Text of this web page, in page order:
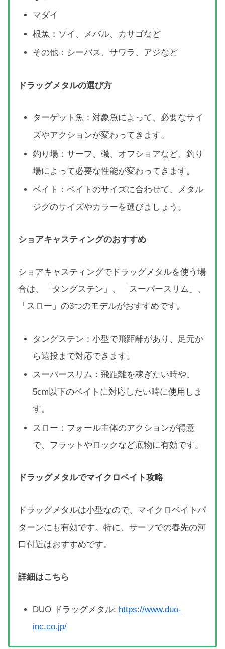
マダイ
根魚：ソイ、メバル、カサゴなど
その他：シーバス、サワラ、アジなど
ドラッグメタルの選び方
ターゲット魚：対象魚によって、必要なサイ
ズやアクションが変わってきます。
釣り場：サーフ、磯、オフショアなど、釣り
場によって必要な性能が変わってきます。
ベイト：ベイトのサイズに合わせて、メタル
ジグのサイズやカラーを選びましょう。
ショアキャスティングのおすすめ
ショアキャスティングでドラッグメタルを使う場
合は、「タングステン」、「スーパースリム」、
「スロー」の3つのモデルがおすすめです。
タングステン：小型で飛距離があり、足元か
ら遠投まで対応できます。
スーパースリム：飛距離を稼ぎたい時や、
5cm以下のベイトに対応したい時に使用しま
す。
スロー：フォール主体のアクションが得意
で、フラットやロックなど底物に有効です。
ドラッグメタルでマイクロベイト攻略
ドラッグメタルは小型なので、マイクロベイトパ
ターンにも有効です。特に、サーフでの春先の河
口付近はおすすめです。
詳細はこちら
DUO ドラッグメタル: https://www.duo-
inc.co.jp/